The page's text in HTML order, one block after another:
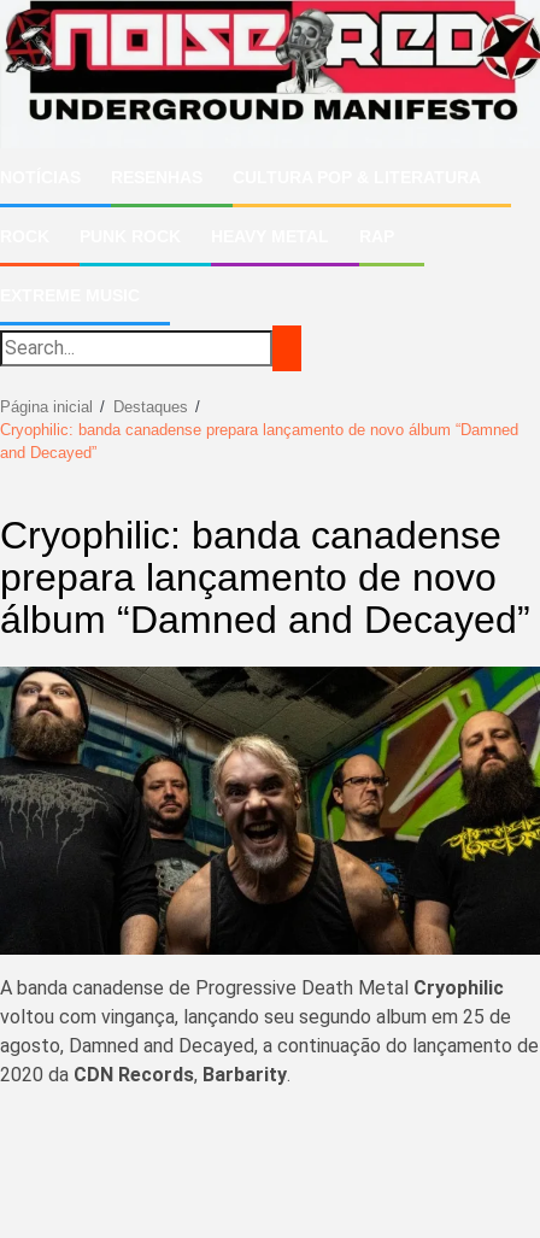
para
o
conteúdo
Página inicial
Destaques
Cryophilic: banda canadense prepara lançamento de novo álbum “Damned
and Decayed”
Cryophilic: banda canadense
prepara lançamento de novo
álbum “Damned and Decayed”
A banda canadense de Progressive Death Metal Cryophilic
voltou com vingança, lançando seu segundo album em 25 de
agosto, Damned and Decayed, a continuação do lançamento de
2020 da CDN Records, Barbarity.